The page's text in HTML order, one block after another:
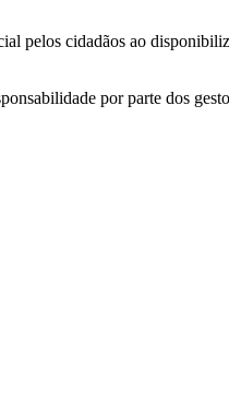
cidadãos ao
por parte dos